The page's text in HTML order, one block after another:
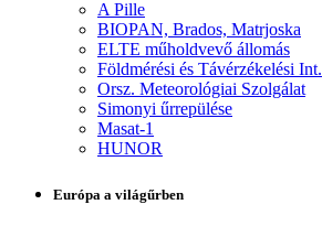
A Pille
BIOPAN, Brados, Matrjoska
ELTE műholdvevő állomás
Földmérési és Távérzékelési Int.
Orsz. Meteorológiai Szolgálat
Simonyi űrrepülése
Masat-1
HUNOR
Európa a világűrben